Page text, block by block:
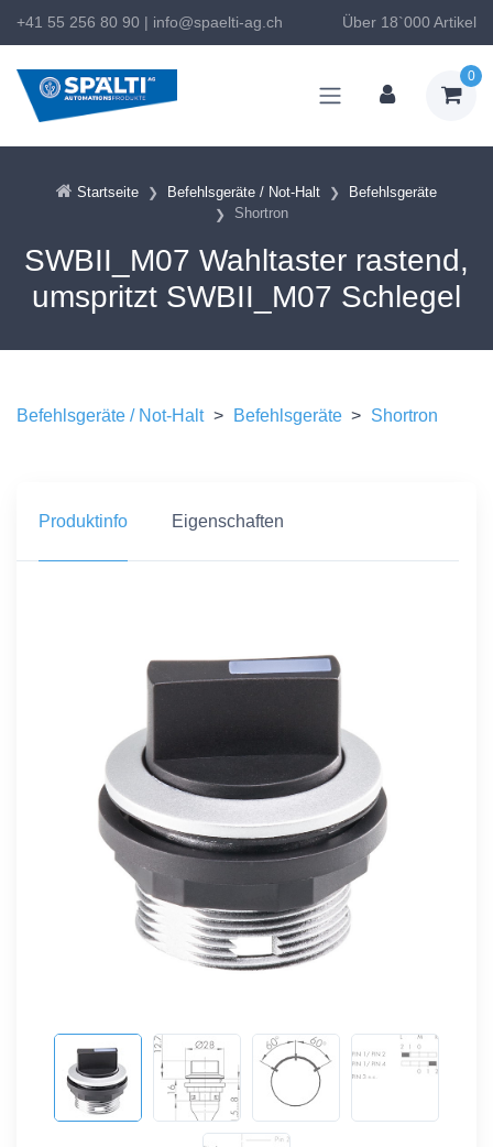
+41 55 256 80 90 | info@spaelti-ag.ch Über 18`000 Artikel
0
Startseite Befehlsgeräte / Not-Halt
Befehlsgeräte
Shortron
SWBII_M07 Wahltaster rastend,
umspritzt SWBII_M07 Schlegel
Befehlsgeräte / Not-Halt > Befehlsgeräte > Shortron
Produktinfo Eigenschaften